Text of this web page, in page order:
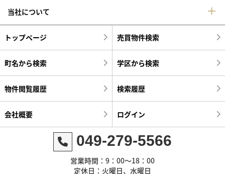
当社について
トップページ 売買物件検索
町名から検索 学区から検索
物件閲覧履歴 検索履歴
会社概要 ログイン
049-279-5566
営業時間：9：00～18：00
定休日：火曜日、水曜日